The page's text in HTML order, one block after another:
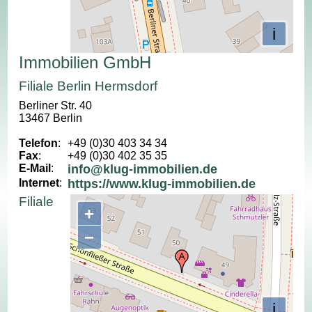
i
Immobilien GmbH
Filiale Berlin Hermsdorf
Berliner Str. 40
13467 Berlin
Telefon:
+49 (0)30 403 34 34
Fax:
+49 (0)30 402 35 35
E-Mail : info@klug-immobilien.de
Internet: https://www.klug-immobilien.de
+
−
Filiale